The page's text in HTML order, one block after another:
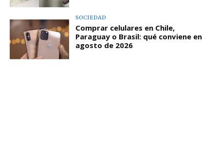
SOCIEDAD
Comprar celulares en Chile,
Paraguay o Brasil: qué conviene en
agosto de 2026